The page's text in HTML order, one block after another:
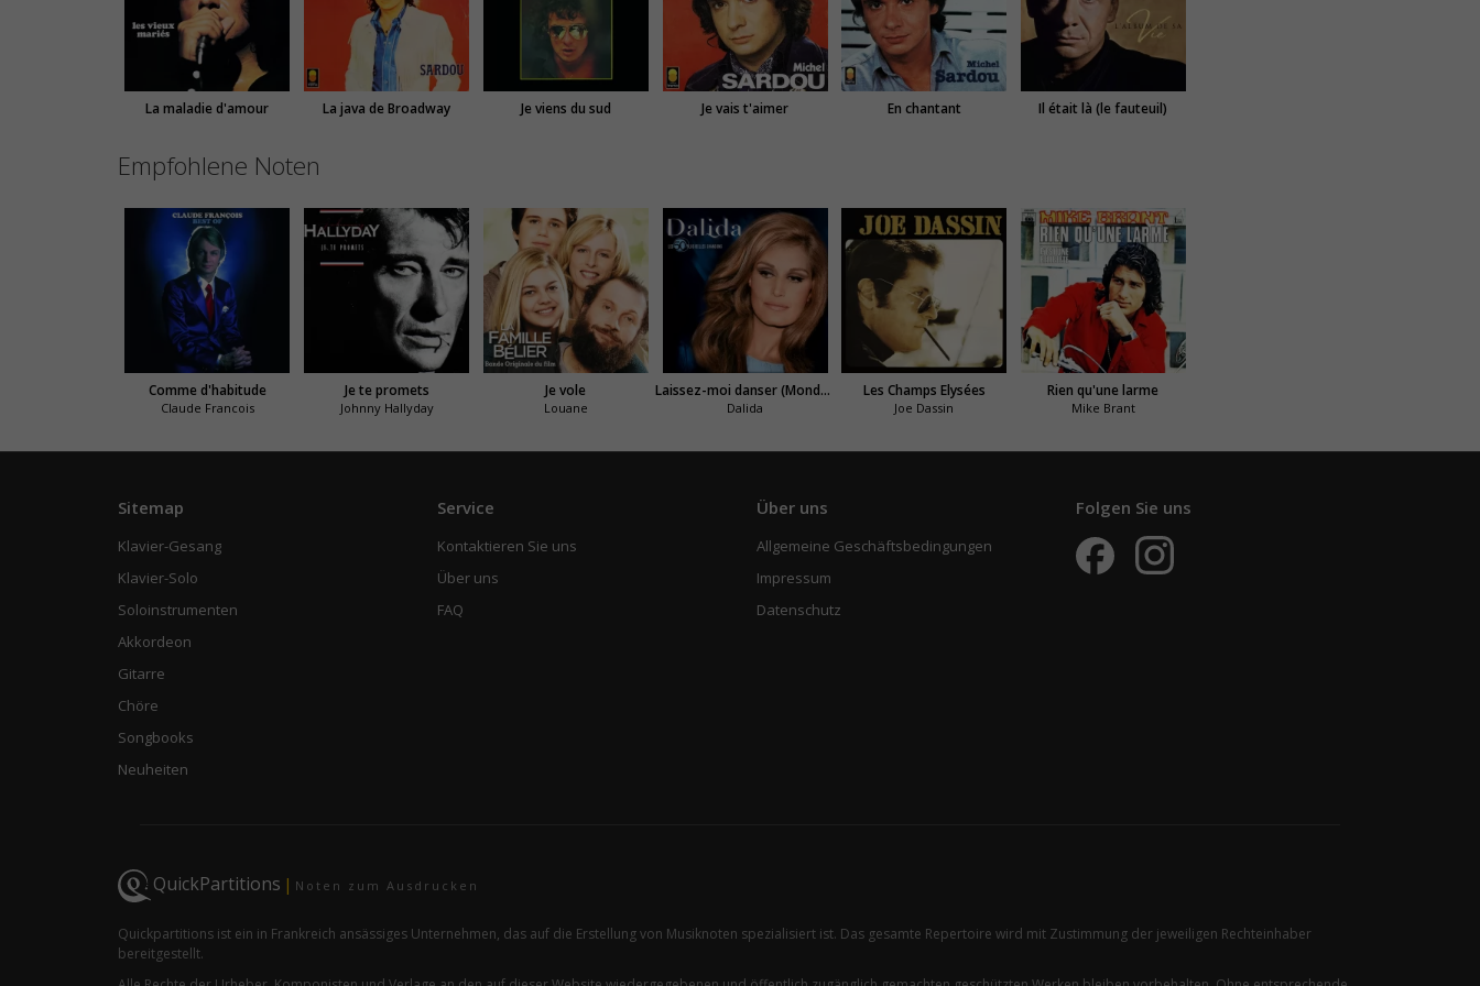
La maladie d'amour La java de Broadway Je viens du sud Je vais t'aimer En chantant Il était là (le fauteuil)
Empfohlene Noten
Comme d'habitude
Claude Francois
Je te promets
Johnny Hallyday
Je vole
Louane
Laissez-moi danser (Monday Tuesday)
Dalida
Les Champs Elysées
Joe Dassin
Rien qu'une larme
Mike Brant
Sitemap
Klavier-Gesang
Klavier-Solo
Soloinstrumenten
Akkordeon
Gitarre
Chöre
Songbooks
Neuheiten
Service
Kontaktieren Sie uns
Über uns
FAQ
Über uns
Allgemeine Geschäftsbedingungen
Impressum
Datenschutz
Folgen Sie uns
QuickPartitions | Noten zum Ausdrucken
Quickpartitions ist ein in Frankreich ansässiges Unternehmen, das auf die Erstellung von Musiknoten spezialisiert ist. Das gesamte Repertoire wird mit Zustimmung der jeweiligen Rechteinhaber
bereitgestellt.